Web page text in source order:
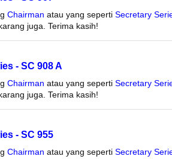
Chairman atau yang seperti Secretary
juga. Terima kasih!
- SC 908 A
Chairman atau yang seperti Secretary
juga. Terima kasih!
- SC 955
Chairman atau yang seperti Secretary